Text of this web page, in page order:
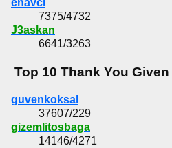
7375/4732
J3askan
6641/3263
Top 10 Thank You Given
guvenkoksal
37607/229
gizemlitosbaga
14146/4271